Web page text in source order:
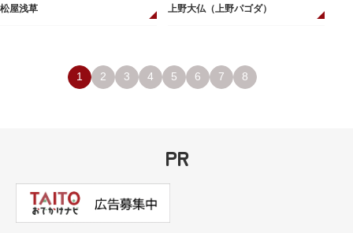
松屋浅草 上野大仏（上野パゴダ）
1 2 3 4 5 6 7 8
PR